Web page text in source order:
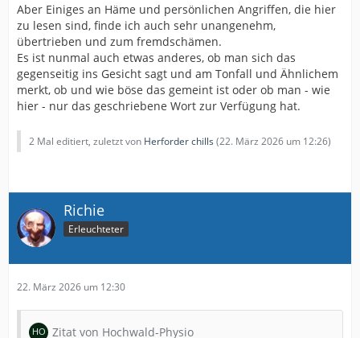
aber man kann auch mal sagen, schwamm drüber.
Stattdessen kommen wir immer wieder an einen Punkt,
an dem einfach gebetsmühlenartig mit Wucht
Standpunkte behauptet werden. Ob das um einzelne
Spieler, Trainer, Funktionäre geht, es wird sich da
teilweise reingesteigert und versucht, Andere platt zu
diskutieren, das ist echt krass. Und, es liegt vielleicht an
Lachsmileys, wenn man anderer Meinung ist, das finde
Worte dagegen findet.
Wenn hier irgendwann nur noch in eine Richtung
argumentiert wird, weil alle Gegenstimmen verstummt
sind, dann hat man zwar immer recht, aber es wird
einige hier vergessen nicht nur, dass in der Mannschaft,
Das ist mein Wort zum Sonntag und ich werde
Aber Einiges an Häme und persönlichen Angriffen, die hier
zu lesen sind, finde ich auch sehr unangenehm,
übertrieben und zum fremdschämen.
Es ist nunmal auch etwas anderes, ob man sich das
gegenseitig ins Gesicht sagt und am Tonfall und Ähnlichem
merkt, ob und wie böse das gemeint ist oder ob man - wie
hier - nur das geschriebene Wort zur Verfügung hat.
2 Mal editiert, zuletzt von Herforder chills (22. März 2026 um 12:26)
Richie
Erleuchteter
22. März 2026 um 12:30
Zitat von Hochwald-Physio